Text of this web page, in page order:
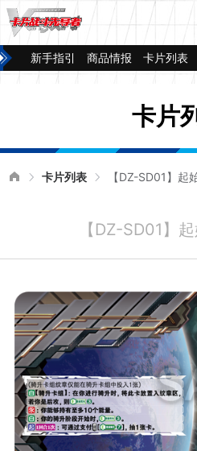
新手指引 商品情报 卡片列表
卡片
卡片列表 【DZ-SD01】起
【DZ-SD01】